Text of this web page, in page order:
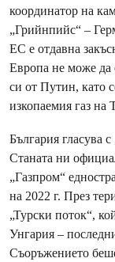
координатор на
„Грийнпийс“ –
ЕС е отдавна
Европа не може да
си от Путин, като
изкопаемия газ на
България гласува
Станата ни
„Газпром“
на 2022 г. През
„Турски поток“,
Унгария –
Съоръжението